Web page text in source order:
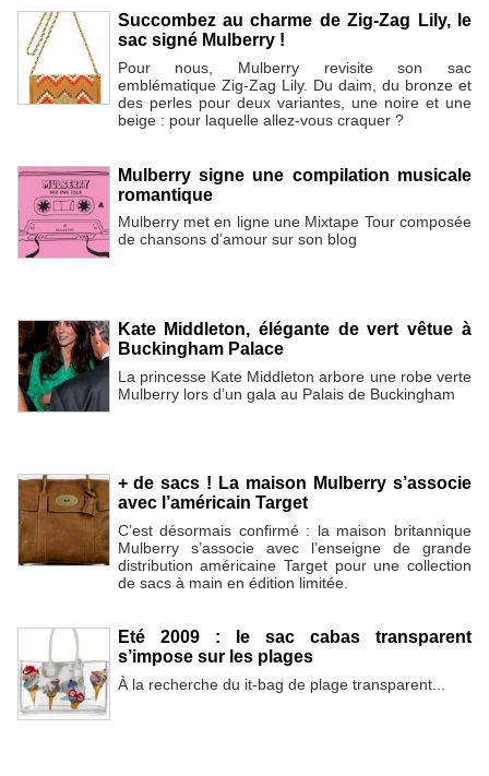
Succombez au charme de Zig-Zag Lily, le
sac signé Mulberry !
Pour nous, Mulberry revisite son sac
emblématique Zig-Zag Lily. Du daim, du bronze et
des perles pour deux variantes, une noire et une
beige : pour laquelle allez-vous craquer ?
Mulberry signe une compilation musicale
romantique
Mulberry met en ligne une Mixtape Tour composée
de chansons d’amour sur son blog
Kate Middleton, élégante de vert vêtue à
Buckingham Palace
La princesse Kate Middleton arbore une robe verte
Mulberry lors d’un gala au Palais de Buckingham
+ de sacs ! La maison Mulberry s’associe
avec l’américain Target
C’est désormais confirmé : la maison britannique
Mulberry s’associe avec l’enseigne de grande
distribution américaine Target pour une collection
de sacs à main en édition limitée.
Eté 2009 : le sac cabas transparent
s’impose sur les plages
À la recherche du it-bag de plage transparent...